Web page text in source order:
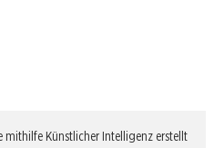
mithilfe Künstlicher Intelligenz erstellt